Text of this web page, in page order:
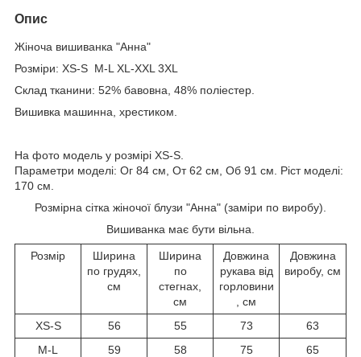
Опис
Жіноча вишиванка "Анна"
Розміри: XS-S M-L XL-XXL 3XL
Склад тканини: 52% бавовна, 48% поліестер.
Вишивка машинна, хрестиком.
На фото модель у розмірі XS-S.
Параметри моделі: Ог 84 см, От 62 см, Об 91 см. Ріст моделі:
170 см.
Розмірна сітка жіночої блузи "Анна" (заміри по виробу).
Вишиванка має бути вільна.
Розмір
Ширина
по грудях,
см
Ширина
по
стегнах,
см
Довжина
рукава від
горловини
, см
Довжина
виробу, см
XS-S 56 55 73
63
M-L
59 58 75
65